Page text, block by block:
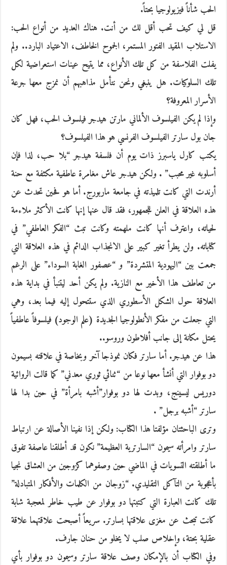
الحب شأناً فيزيولوجيا بحتاً.
قل لي كيف تحب أقل لك من أنت. هناك العديد من أنواع الحب:
الاستلاب المقيد الفتور المستمر، الجموح الخاطف، الاعتياد البارد.. ولم
يفلت الفلاسفة من كل تلك الأنواع، مما يتيح عينات استعراضية لكل
تلك السلوكيات. هل ينبغي ونحن نتأمل مذاهبهم أن نمزج معها جرعة
الأسرار المعروفة؟
وإذا لم يكن الفيلسوف الألماني مارتن هيدجر فيلسوف الحب، فهل كان
جان بول سارتر الفيلسوف الفرنسي هو هذا الفيلسوف؟
يكتب كارل ياسبرز ذات يوم أن فلسفة هيدجر “بلا حب، لذا فإن
أسلوبه غير محبب” . ولكن هيدجر عاش مغامرة عاطفية مكثفة مع حنة
أرندت التي كانت تلميذته في جامعة ماربورج. أما هو فحين تحدث عن
هذه العلاقة في العلن للجمهور، فقد قال عنها إنها كانت الأكثر ملاءمة
لحياته، واعترف أنها كانت ملهمته وكانت تبث “الفكر العاطفي” في
كتاباته. ولن يطرأ تغير كبير على الانجذاب الدائم في هذه العلاقة التي
جمعت بين “اليهودية المتشردة” و “عصفور الغابة السوداء” على الرغم
من تعاطف هذا الأخير مع النازية. ولم يكن أحد ليتنبأ في بداية هذه
العلاقة حول الشكل الأسطوري الذي ستتحول إليه فيما بعد، وهي
التي جعلت من مفكر الأنطولوجيا الجديدة (علم الوجود) فيلسوفاً عاطفياً
يحتل مكانة إلى جانب أفلاطون وروسو..
هذا عن هيدجر. أما سارتر فكان نموذجا آخر وبخاصة في علاقته بسيمون
دو بوفوار التي أنشأ معها نوعا من “ثنائي ثوري معدني” كما قالت الروائية
دوريس ليسينج، وبدت لها دو بوفوار”أشبه بامرأة” في حين بدا لها
سارتر “أشبه برجل” .
وترى الباحثتان مؤلفتا هذا الكتاب: ولكن إذا نفينا الأصالة عن ارتباط
سارتر وامرأته سيمون “السارترية العظيمة” نكون قد أطلقنا عاصفة تفوق
ما أطلقته التسويات في الماضي حين وصفوهما كزوجين من العشاق نجيا
بأعجوبة من التآكل التقليدي. “زوجان من الكلمات والأفكار المتبادلة”
تلك كانت العبارة التي كتبتها دو بوفوار عن طيب خاطر لمعجبة شابة
كانت تبحث عن مغزى علاقتها بسارتر. سريعاً أصبحت علاقتهما علاقة
عقلية بحتة، وإخلاص صلب لا يخلو من حنان جارف.
وفي الكتاب أن بالإمكان وصف علاقة سارتر وسيمون دو بوفوار بأي